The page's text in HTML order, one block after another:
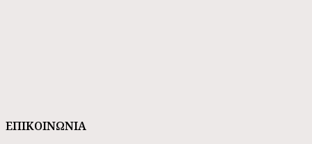
ΕΠΙΚΟΙΝΩΝΙΑ